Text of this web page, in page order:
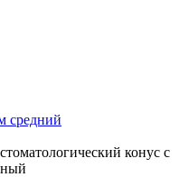
средний
конус с